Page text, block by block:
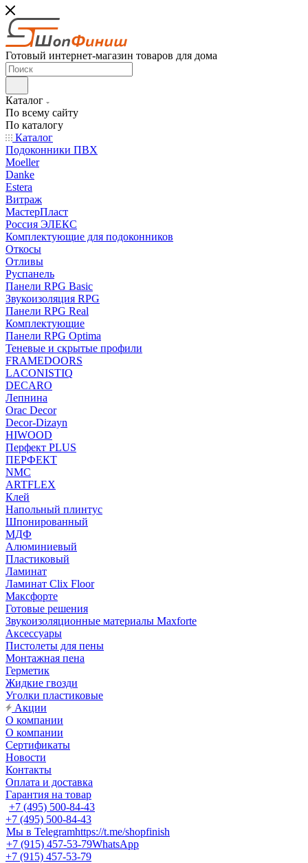
Готовый интернет-магазин товаров для дома
Каталог
По всему сайту
По каталогу
Каталог
Подоконники ПВХ
Moeller
Danke
Estera
Витраж
МастерПласт
Россия ЭЛЕКС
Комплектующие для подоконников
Откосы
Отливы
Руспанель
Панели RPG Basic
Звукоизоляция RPG
Панели RPG Real
Комплектующие
Панели RPG Optima
Теневые и скрытые профили
FRAMEDOORS
LACONISTIQ
DECARO
Лепнина
Orac Decor
Decor-Dizayn
HIWOOD
Перфект PLUS
ПЕРФЕКТ
NMC
ARTFLEX
Клей
Напольный плинтус
Шпонированный
МДФ
Алюминиевый
Пластиковый
Ламинат
Ламинат Clix Floor
Максфорте
Готовые решения
Звукоизоляционные материалы Maxforte
Аксессуары
Пистолеты для пены
Монтажная пена
Герметик
Жидкие гвозди
Уголки пластиковые
Акции
О компании
О компании
Сертификаты
Новости
Контакты
Оплата и доставка
Гарантия на товар
+7 (495) 500-84-43
+7 (495) 500-84-43
Мы в Telegramhttps://t.me/shopfinish
+7 (915) 457-53-79WhatsApp
+7 (915) 457-53-79